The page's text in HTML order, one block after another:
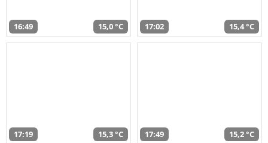
16:49 15,0 °C 17:02 15,4 °C
17:19 15,3 °C 17:49 15,2 °C